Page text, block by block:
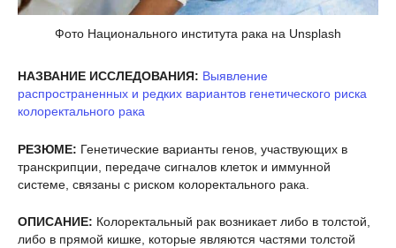
Фото Национального института рака на Unsplash
НАЗВАНИЕ ИССЛЕДОВАНИЯ: Выявление
распространенных и редких вариантов генетического риска
колоректального рака
РЕЗЮМЕ: Генетические варианты генов, участвующих в
транскрипции, передаче сигналов клеток и иммунной
системе, связаны с риском колоректального рака.
ОПИСАНИЕ: Колоректальный рак возникает либо в толстой,
либо в прямой кишке, которые являются частями толстой